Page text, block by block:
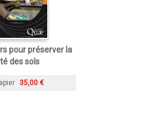
pour préserver la
des sols
35,00 €